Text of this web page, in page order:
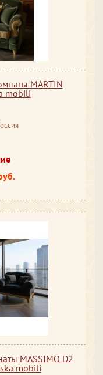
MARTIN
mobili
MASSIMO D2
mobili